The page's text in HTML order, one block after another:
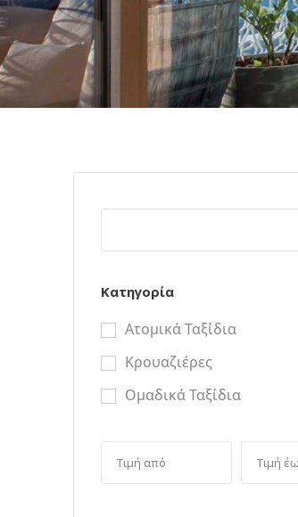
Κατηγορία
Ατομικά Ταξίδια
Κρουαζιέρες
Ομαδικά Ταξίδια